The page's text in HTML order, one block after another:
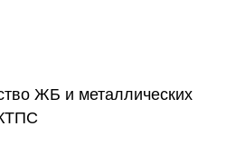
ЖБ и металлических